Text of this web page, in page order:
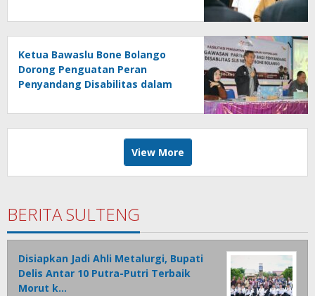
Ketua Bawaslu Bone Bolango
Dorong Penguatan Peran
Penyandang Disabilitas dalam
View More
BERITA SULTENG
Disiapkan Jadi Ahli Metalurgi, Bupati
Delis Antar 10 Putra-Putri Terbaik
Morut k…